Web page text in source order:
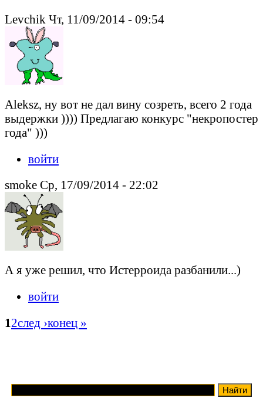
Levchik Чт, 11/09/2014 - 09:54
Aleksz, ну вот не дал вину созреть, всего 2 года
выдержки )))) Предлагаю конкурс "некропостер
года" )))
войти
smoke Ср, 17/09/2014 - 22:02
А я уже решил, что Истерроида разбанили...)
войти
12след ›конец »